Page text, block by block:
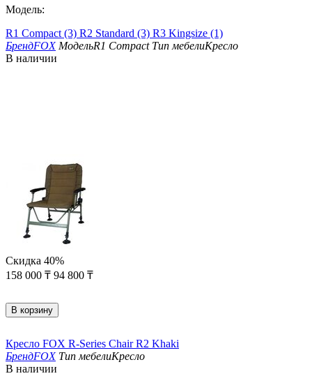
Модель:
R1 Compact (3) R2 Standard (3) R3 Kingsize (1)
БрендFOX МодельR1 Compact Тип мебелиКресло
В наличии
Скидка 40%
158 000 ₸ 94 800 ₸
В корзину
Кресло FOX R-Series Chair R2 Khaki
БрендFOX Тип мебелиКресло
В наличии